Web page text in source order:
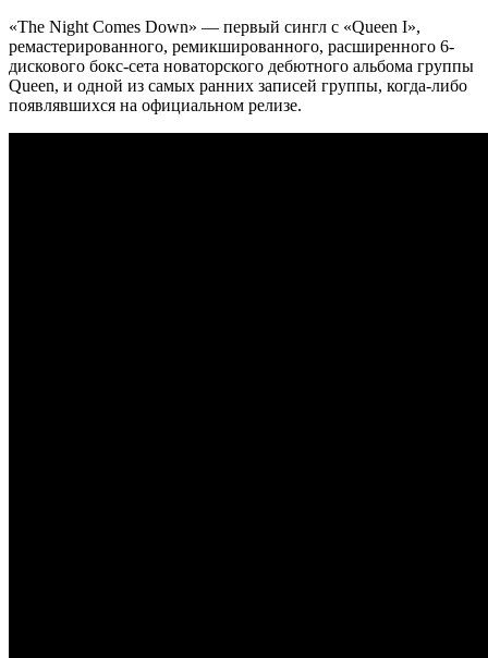
«The Night Comes Down» — первый сингл с «Queen I»,
ремастерированного, ремикшированного, расширенного 6-
дискового бокс-сета новаторского дебютного альбома группы
Queen, и одной из самых ранних записей группы, когда-либо
появлявшихся на официальном релизе.